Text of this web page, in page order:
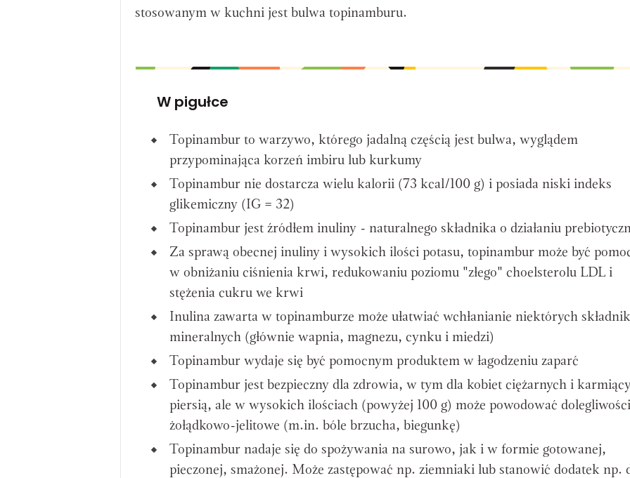
stosowanym w kuchni jest bulwa topinamburu.
W pigułce
Topinambur to warzywo, którego jadalną częścią jest bulwa, wyglądem
przypominająca korzeń imbiru lub kurkumy
Topinambur nie dostarcza wielu kalorii (73 kcal/100 g) i posiada niski indeks
glikemiczny (IG = 32)
Topinambur jest źródłem inuliny - naturalnego składnika o działaniu
Za sprawą obecnej inuliny i wysokich ilości potasu, topinambur może być
w obniżaniu ciśnienia krwi, redukowaniu poziomu "złego" choelsterolu LDL i
stężenia cukru we krwi
Inulina zawarta w topinamburze może ułatwiać wchłanianie niektórych
mineralnych (głównie wapnia, magnezu, cynku i miedzi)
Topinambur wydaje się być pomocnym produktem w łagodzeniu zaparć
Topinambur jest bezpieczny dla zdrowia, w tym dla kobiet ciężarnych i
piersią, ale w wysokich ilościach (powyżej 100 g) może powodować dolegliwości
żołądkowo-jelitowe (m.in. bóle brzucha, biegunkę)
Topinambur nadaje się do spożywania na surowo, jak i w formie gotowanej,
pieczonej, smażonej. Może zastępować np. ziemniaki lub stanowić dodatek np.